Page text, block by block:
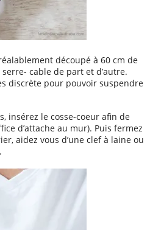
découpé à 60 cm de
cable de part et d’autre.
discrète pour pouvoir suspendre
insérez le cosse-coeur afin de
d’attache au mur). Puis fermez
aidez vous d’une clef à laine ou